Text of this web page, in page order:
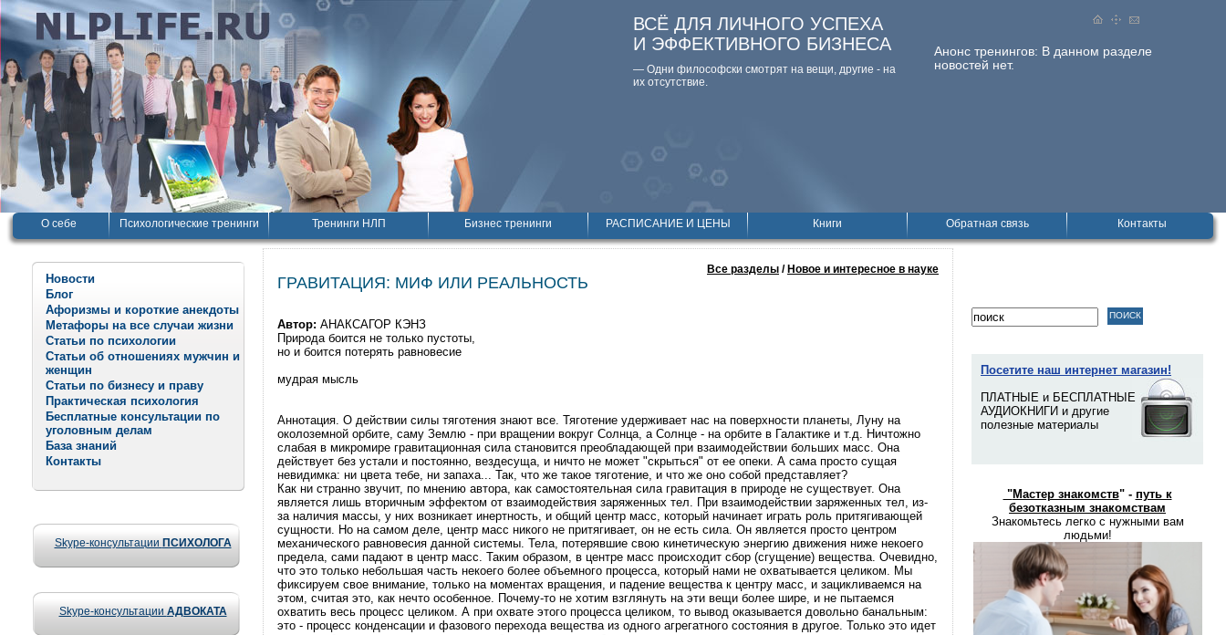
Анонс тренингов: В данном разделе
новостей нет.
ВСЁ ДЛЯ ЛИЧНОГО УСПЕХА
И ЭФФЕКТИВНОГО БИЗНЕСА
— Одни философски смотpят на вещи, дpугие - на
их отсутствие.
О себе Психологические тренинги Тренинги НЛП Бизнес тренинги РАСПИСАНИЕ И ЦЕНЫ Книги Обратная связь Контакты
Новости
Блог
Афоризмы и короткие анекдоты
Метафоры на все случаи жизни
Статьи по психологии
Статьи об отношениях мужчин и
женщин
Статьи по бизнесу и праву
Практическая психология
Бесплатные консультации по
уголовным делам
База знаний
Контакты
Skype-консультации ПСИХОЛОГА
Skype-консультации АДВОКАТА
Все разделы / Новое и интересное в науке
ГРАВИТАЦИЯ: МИФ ИЛИ РЕАЛЬНОСТЬ
Автор: АНАКСАГОР КЭНЗ
Природа боится не только пустоты,
но и боится потерять равновесие
мудрая мысль
Аннотация. О действии силы тяготения знают все. Тяготение удерживает нас на поверхности планеты, Луну на
околоземной орбите, саму Землю - при вращении вокруг Солнца, а Солнце - на орбите в Галактике и т.д. Ничтожно
слабая в микромире гравитационная сила становится преобладающей при взаимодействии больших масс. Она
действует без устали и постоянно, вездесуща, и ничто не может "скрыться" от ее опеки. А сама просто сущая
невидимка: ни цвета тебе, ни запаха... Так, что же такое тяготение, и что же оно собой представляет?
Как ни странно звучит, по мнению автора, как самостоятельная сила гравитация в природе не существует. Она
является лишь вторичным эффектом от взаимодействия заряженных тел. При взаимодействии заряженных тел, из-
за наличия массы, у них возникает инертность, и общий центр масс, который начинает играть роль притягивающей
сущности. Но на самом деле, центр масс никого не притягивает, он не есть сила. Он является просто центром
механического равновесия данной системы. Тела, потерявшие свою кинетическую энергию движения ниже некоего
предела, сами падают в центр масс. Таким образом, в центре масс происходит сбор (сгущение) вещества. Очевидно,
что это только небольшая часть некоего более объемного процесса, который нами не охватывается целиком. Мы
фиксируем свое внимание, только на моментах вращения, и падение вещества к центру масс, и зацикливаемся на
этом, считая это, как нечто особенное. Почему-то не хотим взглянуть на эти вещи более шире, и не пытаемся
охватить весь процесс целиком. А при охвате этого процесса целиком, то вывод оказывается довольно банальным:
это - процесс конденсации и фазового перехода вещества из одного агрегатного состояния в другое. Только это идет
Посетите наш интернет магазин!
ПЛАТНЫЕ и БЕСПЛАТНЫЕ
АУДИОКНИГИ и другие
полезные материалы
"Мастер знакомств" - путь к
безотказным знакомствам
Знакомьтесь легко с нужными вам
людьми!